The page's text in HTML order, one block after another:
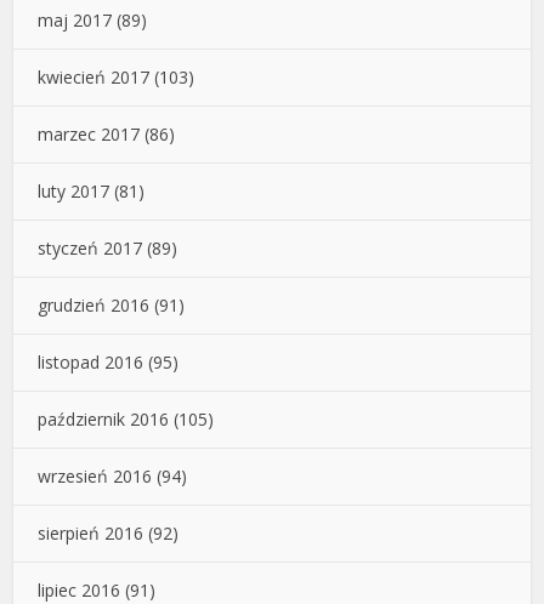
maj 2017 (89)
kwiecień 2017 (103)
marzec 2017 (86)
luty 2017 (81)
styczeń 2017 (89)
grudzień 2016 (91)
listopad 2016 (95)
październik 2016 (105)
wrzesień 2016 (94)
sierpień 2016 (92)
lipiec 2016 (91)